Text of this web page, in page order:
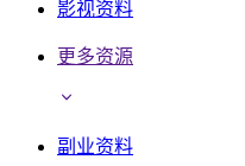
影视资料
更多资源
副业资料